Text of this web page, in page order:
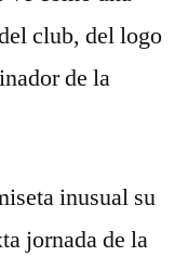
club, del logo
de la
inusual su
jornada de la